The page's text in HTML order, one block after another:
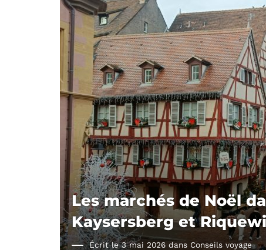
Les marchés de Noël
Kaysersberg et
Écrit le 3 mai 2026 dans Conseils voyage